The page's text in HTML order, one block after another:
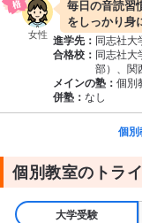
女性
毎日の音読習
をしっかり身
進学先： 同志社大
合格校： 同志社大
部）、関
メインの塾： 個別
併塾： なし
個
個別教室のトラ
大学受験